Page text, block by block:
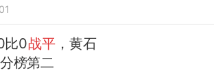
比0战平，黄石
榜第二